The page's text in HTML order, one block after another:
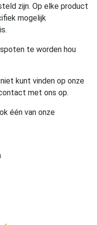
zijn. Op elke product
mogelijk
te worden hou
kunt vinden op onze
met ons op.
één van onze